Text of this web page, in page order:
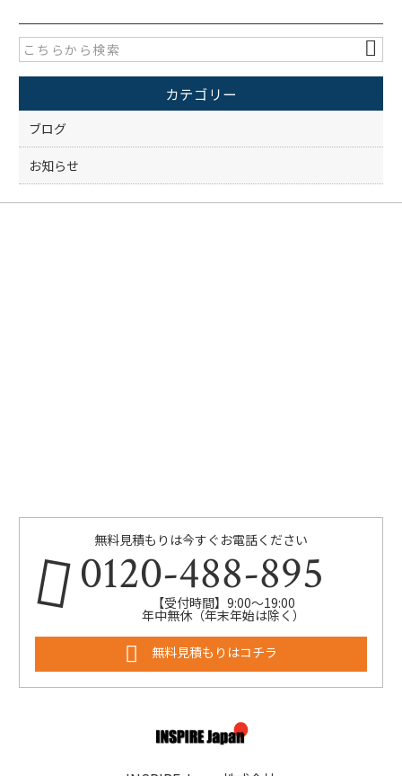
e
b
o
o
k
er
カテゴリー
ブログ
お知らせ
無料見積もりは今すぐお電話ください
0120-488-895
【受付時間】9:00～19:00
年中無休（年末年始は除く）
無料見積もりはコチラ